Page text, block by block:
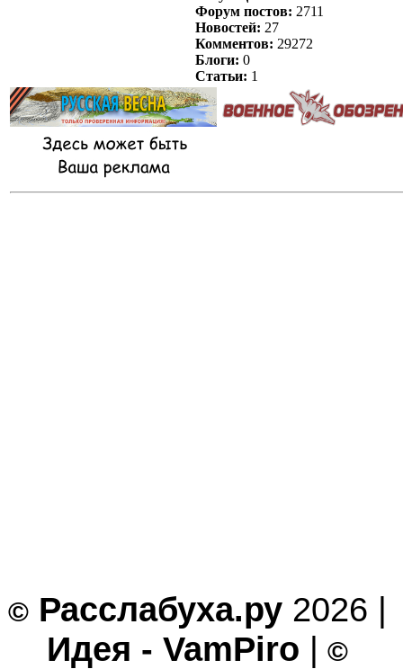
Форум постов: 2711
Новостей: 27
Комментов: 29272
Блоги: 0
Статьи: 1
© Расслабуха.ру 2026 |
Идея - VamPiro | ©